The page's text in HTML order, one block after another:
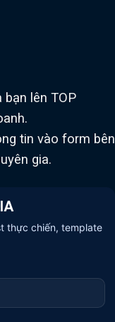
lên TOP
tin vào form bên
gia.
thực chiến, template